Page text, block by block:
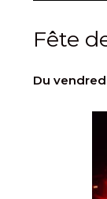
Fête
Du